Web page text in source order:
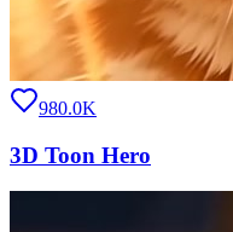
980.0K
3D Toon Hero